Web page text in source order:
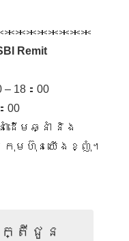
＊＊＊＊＊＊＊＊
Remit
18：00
00
ដើមឆ្នាំ និង
រុមហ៊ុនយើងខ្ញុំ។
ក្តីជូន